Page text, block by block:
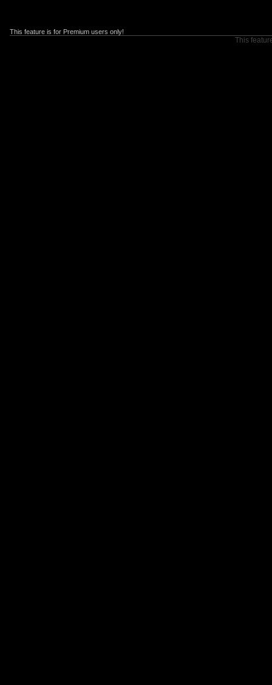
This feature is for Premium users only!
This